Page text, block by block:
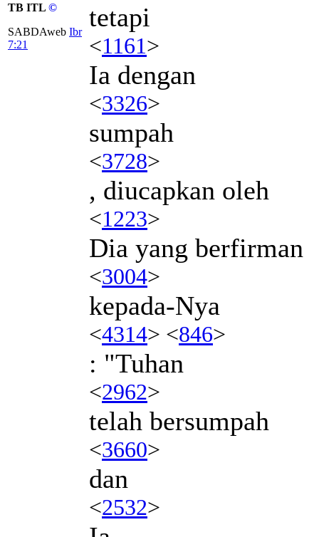
TB ITL ©
SABDAweb Ibr
7:21
tetapi
<1161>
Ia dengan
<3326>
sumpah
<3728>
, diucapkan oleh
<1223>
Dia yang berfirman
<3004>
kepada-Nya
<4314> <846>
: "Tuhan
<2962>
telah bersumpah
<3660>
dan
<2532>